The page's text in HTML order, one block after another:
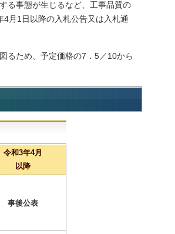
る事態が生じるなど、工事品質の
月1日以降の入札公告又は入札通
るため、予定価格の7．5／10から
令和3年4月
以降
事後公表